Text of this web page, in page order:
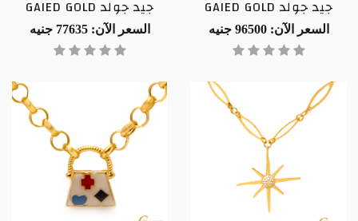
جيد جولد GAIED GOLD
السعر الآن: 96500 جنيه
جيد جولد GAIED GOLD
السعر الآن: 77635 جنيه